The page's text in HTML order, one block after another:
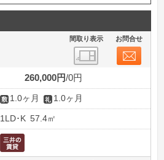
間取り表示 お問合せ
260,000円 0円
1.0ヶ月 1.0ヶ月
1LD･K 57.4㎡